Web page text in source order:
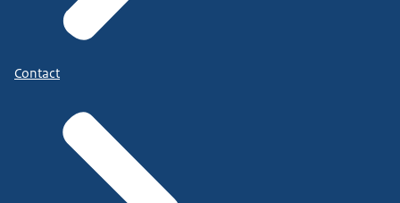
Contact